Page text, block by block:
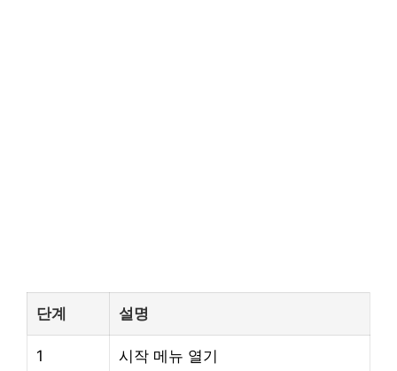
단계 설명
1 시작 메뉴 열기